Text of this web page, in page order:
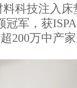
科技注入床
冠军，获
200万中产